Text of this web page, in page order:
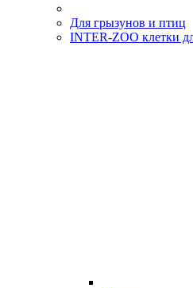
Для грызунов и птиц
INTER-ZOO клетки